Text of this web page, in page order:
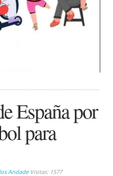
España por
para
AndadeVisitas: 1577